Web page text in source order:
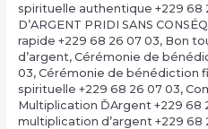
spirituelle authentique +229 68
D’ARGENT PRIDI SANS
rapide +229 68 26 07 03, Bon
d’argent, Cérémonie de
03, Cérémonie de bénédiction
spirituelle +229 68 26 07 03,
Multiplication ĎArgent +229 68
multiplication d’argent +229 68